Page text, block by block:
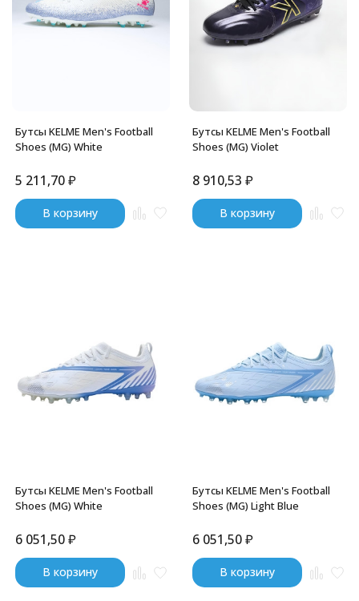
Бутсы KELME Men's Football
Shoes (MG) White
5 211,70₽
В корзину
Бутсы KELME Men's Football
Shoes (MG) Violet
8 910,53 ₽
В корзину
Бутсы KELME Men's Football
Shoes (MG) White
6 051,50₽
В корзину
Бутсы KELME Men's Football
Shoes (MG) Light Blue
6 051,50₽
В корзину